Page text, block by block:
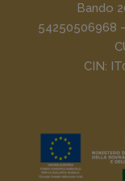
Bando
54250506968
CIN: